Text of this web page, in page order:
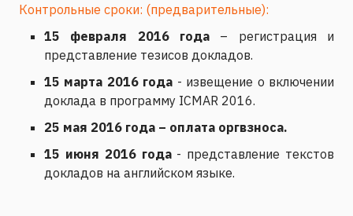
Контрольные сроки: (предварительные):
15 февраля 2016 года – регистрация и
представление тезисов докладов.
15 марта 2016 года - извещение о включении
доклада в программу ICMAR 2016.
25 мая 2016 года – оплата оргвзноса.
15 июня 2016 года- представление текстов
докладов на английском языке.